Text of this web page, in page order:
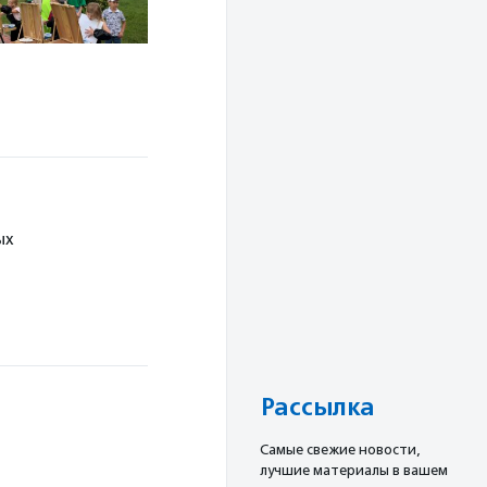
Рассылка
Cамые свежие новости,
лучшие материалы в вашем